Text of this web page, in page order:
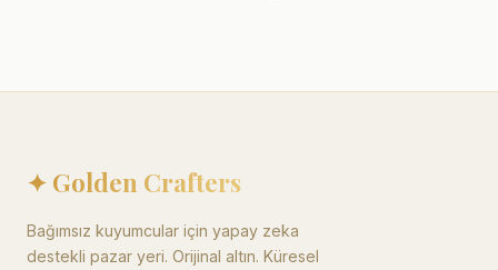
✦ Golden Crafters
Bağımsız kuyumcular için yapay zeka
destekli pazar yeri. Orijinal altın. Küresel